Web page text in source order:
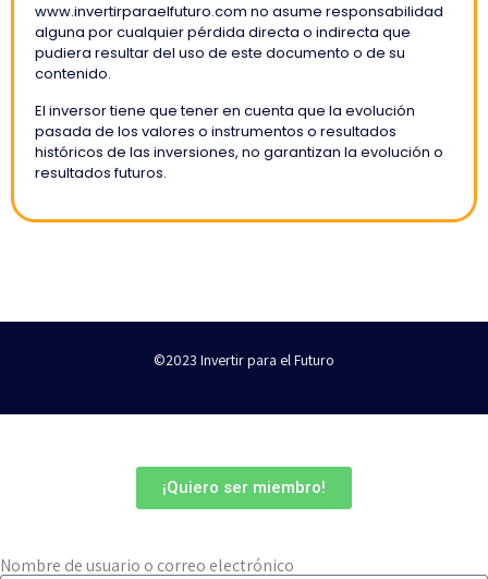
www.invertirparaelfuturo.com no asume responsabilidad
alguna por cualquier pérdida directa o indirecta que
pudiera resultar del uso de este documento o de su
contenido.
El inversor tiene que tener en cuenta que la evolución
pasada de los valores o instrumentos o resultados
históricos de las inversiones, no garantizan la evolución o
resultados futuros.
©2023 Invertir para el Futuro
¡Quiero ser miembro!
Nombre de usuario o correo electrónico